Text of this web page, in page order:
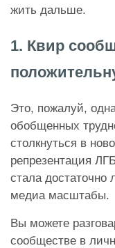
жить дальше.
1. Квир
Это, пожалуй,
обобщенных
столкнуться в
репрезентация
стала достаточно
медиа масштабы.
Вы можете
сообществе в